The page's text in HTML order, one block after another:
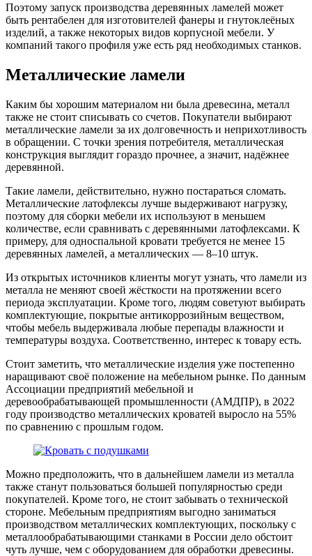
Поэтому запуск производства деревянных ламелей может
быть рентабелен для изготовителей фанеры и гнутоклеёных
изделий, а также некоторых видов корпусной мебели. У
компаний такого профиля уже есть ряд необходимых станков.
Металлические ламели
Каким бы хорошим материалом ни была древесина, металл
также не стоит списывать со счетов. Покупатели выбирают
металлические ламели за их долговечность и неприхотливость
в обращении. С точки зрения потребителя, металлическая
конструкция выглядит гораздо прочнее, а значит, надёжнее
деревянной.
Такие ламели, действительно, нужно постараться сломать.
Металлические латофлексы лучше выдерживают нагрузку,
поэтому для сборки мебели их используют в меньшем
количестве, если сравнивать с деревянными латофлексами. К
примеру, для односпальной кровати требуется не менее 15
деревянных ламелей, а металлических — 8–10 штук.
Из открытых источников клиенты могут узнать, что ламели из
металла не меняют своей жёсткости на протяжении всего
периода эксплуатации. Кроме того, людям советуют выбирать
комплектующие, покрытые антикоррозийным веществом,
чтобы мебель выдерживала любые перепады влажности и
температуры воздуха. Соответственно, интерес к товару есть.
Стоит заметить, что металлические изделия уже постепенно
наращивают своё положение на мебельном рынке. По данным
Ассоциации предприятий мебельной и
деревообрабатывающей промышленности (АМДПР), в 2022
году производство металлических кроватей выросло на 55%
по сравнению с прошлым годом.
Можно предположить, что в дальнейшем ламели из металла
также станут пользоваться большей популярностью среди
покупателей. Кроме того, не стоит забывать о технической
стороне. Мебельным предприятиям выгодно заниматься
производством металлических комплектующих, поскольку с
металлообрабатывающими станками в России дело обстоит
чуть лучше, чем с оборудованием для обработки древесины.